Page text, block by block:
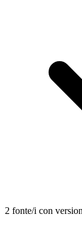
2 fonte/i con